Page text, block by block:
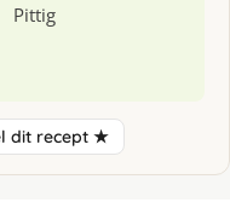
Pittig
dit recept ★